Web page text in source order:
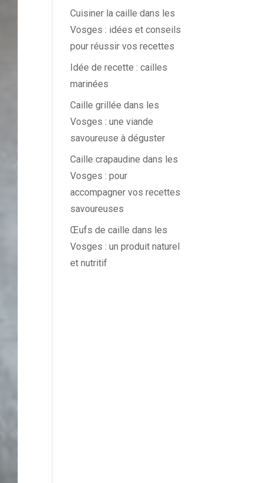
Cuisiner la caille dans les
Vosges : idées et conseils
pour réussir vos recettes
Idée de recette : cailles
marinées
Caille grillée dans les
Vosges : une viande
savoureuse à déguster
Caille crapaudine dans les
Vosges : pour
accompagner vos recettes
savoureuses
Œufs de caille dans les
Vosges : un produit naturel
et nutritif